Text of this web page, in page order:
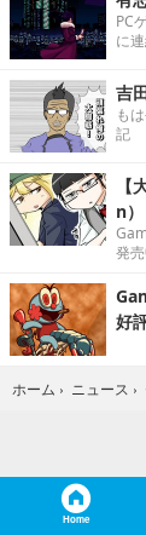
PC
に
吉
も
記
n）
発売
好
ホーム › ニュース ›
Home